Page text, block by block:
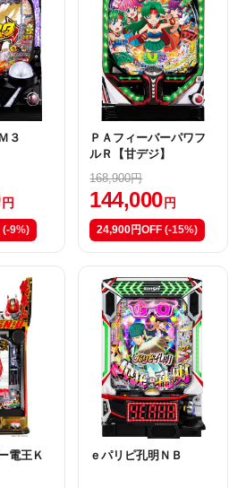
３
円
(-9%)
ＰＡフィーバーパワフ
ルＲ【甘デジ】
168,900円
144,000 円
24,900円OFF (-15%)
電王Ｋ
ｅパリピ孔明ＮＢ